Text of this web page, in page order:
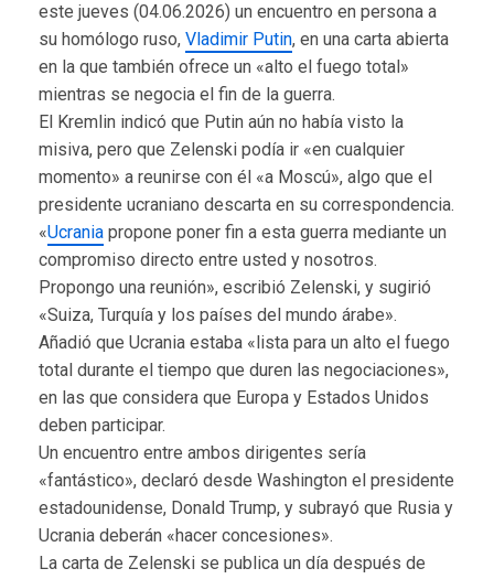
este jueves (04.06.2026) un encuentro en persona a
su homólogo ruso, Vladimir Putin, en una carta abierta
en la que también ofrece un «alto el fuego total»
mientras se negocia el fin de la guerra.
El Kremlin indicó que Putin aún no había visto la
misiva, pero que Zelenski podía ir «en cualquier
momento» a reunirse con él «a Moscú», algo que el
presidente ucraniano descarta en su correspondencia.
«Ucrania propone poner fin a esta guerra mediante un
compromiso directo entre usted y nosotros.
Propongo una reunión», escribió Zelenski, y sugirió
«Suiza, Turquía y los países del mundo árabe».
Añadió que Ucrania estaba «lista para un alto el fuego
total durante el tiempo que duren las negociaciones»,
en las que considera que Europa y Estados Unidos
deben participar.
Un encuentro entre ambos dirigentes sería
«fantástico», declaró desde Washington el presidente
estadounidense, Donald Trump, y subrayó que Rusia y
Ucrania deberán «hacer concesiones».
La carta de Zelenski se publica un día después de